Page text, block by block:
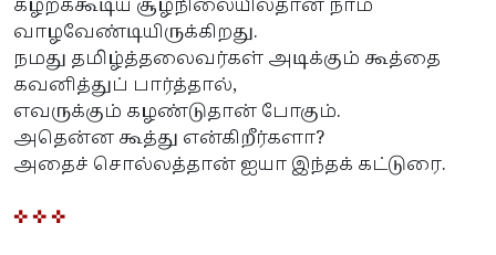
கழறக்கூடிய சூழ்நிலையில்தான் நாம்
வாழவேண்டியிருக்கிறது.
நமது தமிழ்த்தலைவர்கள் அடிக்கும் கூத்தை
கவனித்துப் பார்த்தால்,
எவருக்கும் கழண்டுதான் போகும்.
அதென்ன கூத்து என்கிறீர்களா?
அதைச் சொல்லத்தான் ஐயா இந்தக் கட்டுரை.
✜ ✜ ✜